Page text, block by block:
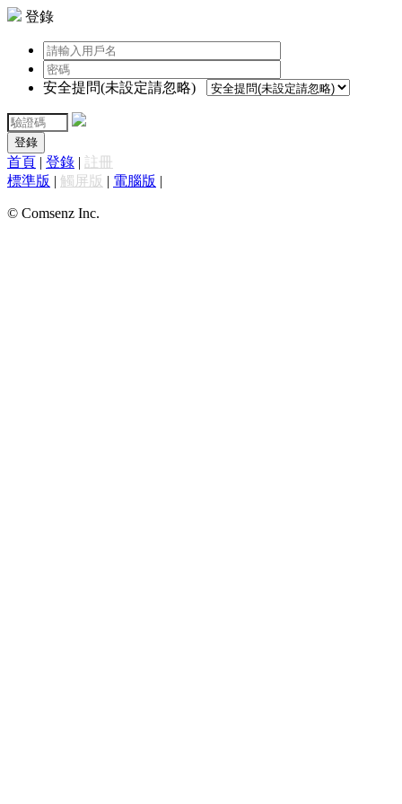
登錄
安全提問(未設定請忽略)
登錄
首頁 | 登錄 | 註冊
標準版 | 觸屏版 | 電腦版 |
© Comsenz Inc.